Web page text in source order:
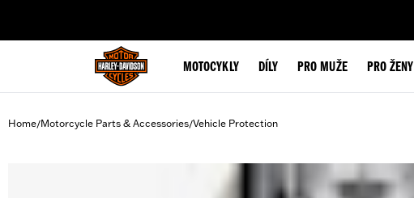
MOTOCYKLY DÍLY PRO MUŽE PRO ŽENY
Home/Motorcycle Parts & Accessories/Vehicle Protection